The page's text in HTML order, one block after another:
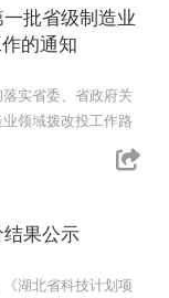
批省级制造业
的通知
实省委、省政府关
领域拨改投工作路
果公示
湖北省科技计划项